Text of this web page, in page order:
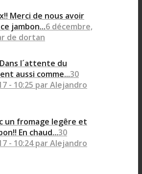
Merci de nous avoir
jambon...6 décembre,
de dortan
l´attente du
aussi comme...30
- 10:25 par Alejandro
un fromage legêre et
En chaud...30
- 10:24 par Alejandro